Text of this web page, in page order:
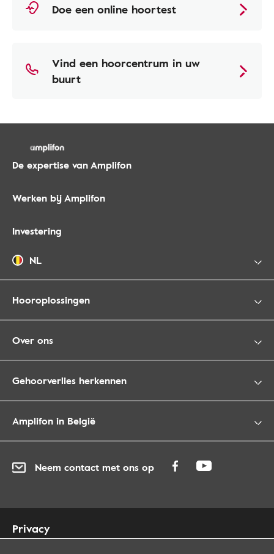
Doe een online hoortest
Vind een hoorcentrum in uw
buurt
De expertise van Amplifon
Werken bij Amplifon
Investering
NL
Hooroplossingen
Over ons
Gehoorverlies herkennen
Amplifon in België
Neem contact met ons op
Privacy
Cookies